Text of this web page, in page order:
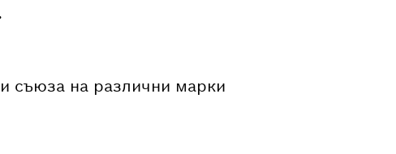
съюза на различни марки